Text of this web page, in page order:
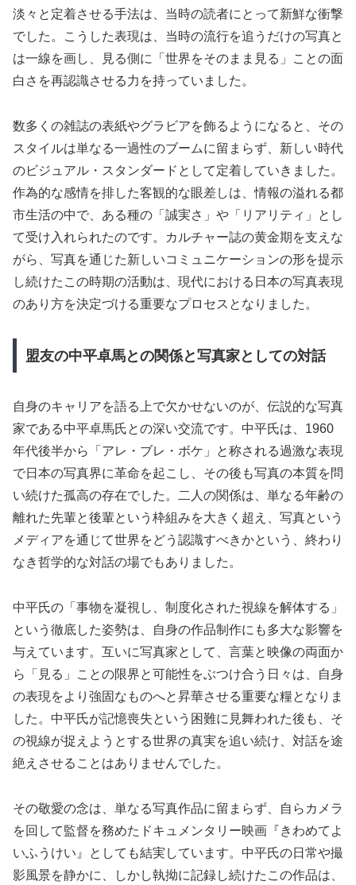
淡々と定着させる手法は、当時の読者にとって新鮮な衝撃
でした。こうした表現は、当時の流行を追うだけの写真と
は一線を画し、見る側に「世界をそのまま見る」ことの面
白さを再認識させる力を持っていました。
数多くの雑誌の表紙やグラビアを飾るようになると、その
スタイルは単なる一過性のブームに留まらず、新しい時代
のビジュアル・スタンダードとして定着していきました。
作為的な感情を排した客観的な眼差しは、情報の溢れる都
市生活の中で、ある種の「誠実さ」や「リアリティ」とし
て受け入れられたのです。カルチャー誌の黄金期を支えな
がら、写真を通じた新しいコミュニケーションの形を提示
し続けたこの時期の活動は、現代における日本の写真表現
のあり方を決定づける重要なプロセスとなりました。
盟友の中平卓馬との関係と写真家としての対話
自身のキャリアを語る上で欠かせないのが、伝説的な写真
家である中平卓馬氏との深い交流です。中平氏は、1960
年代後半から「アレ・ブレ・ボケ」と称される過激な表現
で日本の写真界に革命を起こし、その後も写真の本質を問
い続けた孤高の存在でした。二人の関係は、単なる年齢の
離れた先輩と後輩という枠組みを大きく超え、写真という
メディアを通じて世界をどう認識すべきかという、終わり
なき哲学的な対話の場でもありました。
中平氏の「事物を凝視し、制度化された視線を解体する」
という徹底した姿勢は、自身の作品制作にも多大な影響を
与えています。互いに写真家として、言葉と映像の両面か
ら「見る」ことの限界と可能性をぶつけ合う日々は、自身
の表現をより強固なものへと昇華させる重要な糧となりま
した。中平氏が記憶喪失という困難に見舞われた後も、そ
の視線が捉えようとする世界の真実を追い続け、対話を途
絶えさせることはありませんでした。
その敬愛の念は、単なる写真作品に留まらず、自らカメラ
を回して監督を務めたドキュメンタリー映画『きわめてよ
いふうけい』としても結実しています。中平氏の日常や撮
影風景を静かに、しかし執拗に記録し続けたこの作品は、